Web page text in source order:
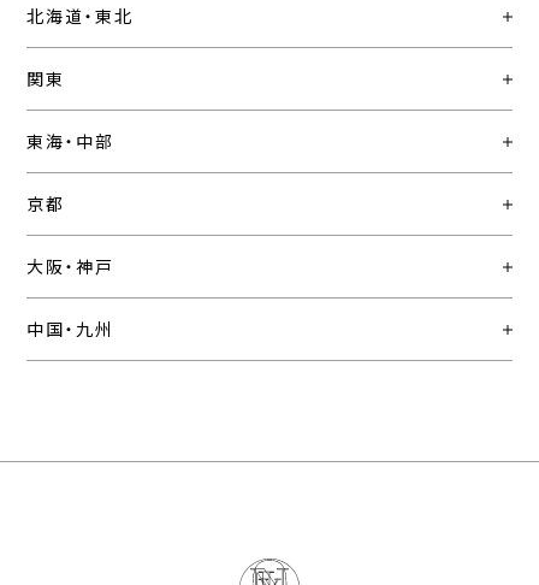
北海道・東北
関東
東海・中部
京都
大阪・神戸
中国・九州